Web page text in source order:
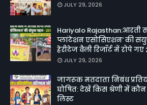
JULY 29, 2026
Hariyalo Rajasthan:आरती
प्लांटेशन एसोसिएशन' की
हेरीटेज वैली रिजॉर्ट में रोपे गए
JULY 29, 2026
जागरूक मतदाता निबंध
घोषित: देखें किस श्रेणी में कौन
लिस्ट